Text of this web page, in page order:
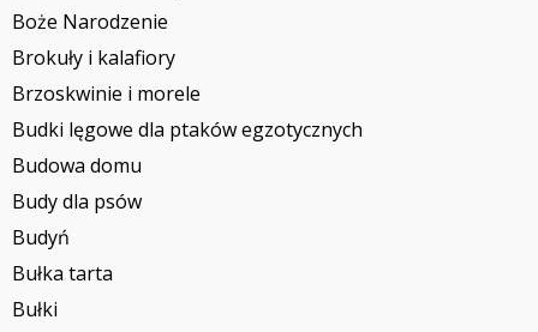
Boże Narodzenie
Brokuły i kalafiory
Brzoskwinie i morele
Budki lęgowe dla ptaków egzotycznych
Budowa domu
Budy dla psów
Budyń
Bułka tarta
Bułki